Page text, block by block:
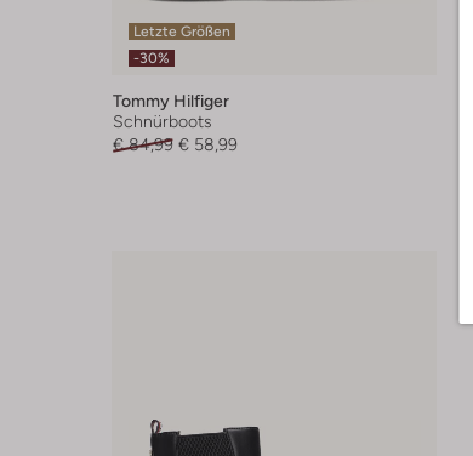
Letzte Größen
-30%
Tommy Hilfiger
Schnürboots
€ 84,99 € 58,99